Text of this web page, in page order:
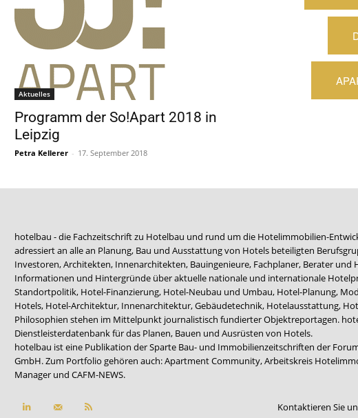
Aktuelles
Programm der So!Apart 2018 in
Leipzig
Petra Kellerer - 17. September 2018
hotelbau - die Fachzeitschrift zu Hotelbau und rund um die Hotelimmobilien-
adressiert an alle an Planung, Bau und Ausstattung von Hotels beteiligten
Investoren, Architekten, Innenarchitekten, Bauingenieure, Fachplaner, Berater und
Informationen und Hintergründe über aktuelle nationale und internationale
Standortpolitik, Hotel-Finanzierung, Hotel-Neubau und Umbau, Hotel-Planung,
Hotels, Hotel-Architektur, Innenarchitektur, Gebäudetechnik, Hotelausstattung,
Philosophien stehen im Mittelpunkt journalistisch fundierter Objektreportagen.
Dienstleisterdatenbank für das Planen, Bauen und Ausrüsten von Hotels.
hotelbau ist eine Publikation der Sparte Bau- und Immobilienzeitschriften der
GmbH. Zum Portfolio gehören auch:Apartment Community,Arbeitskreis
Manager und CAFM-NEWS.
Kontaktieren Sie